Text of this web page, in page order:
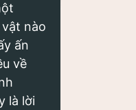
nào
ấn
về
là lời